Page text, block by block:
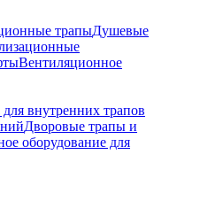
трапыДушевые
Вентиляционное
внутренних трапов
Дворовые трапы и
оборудование для